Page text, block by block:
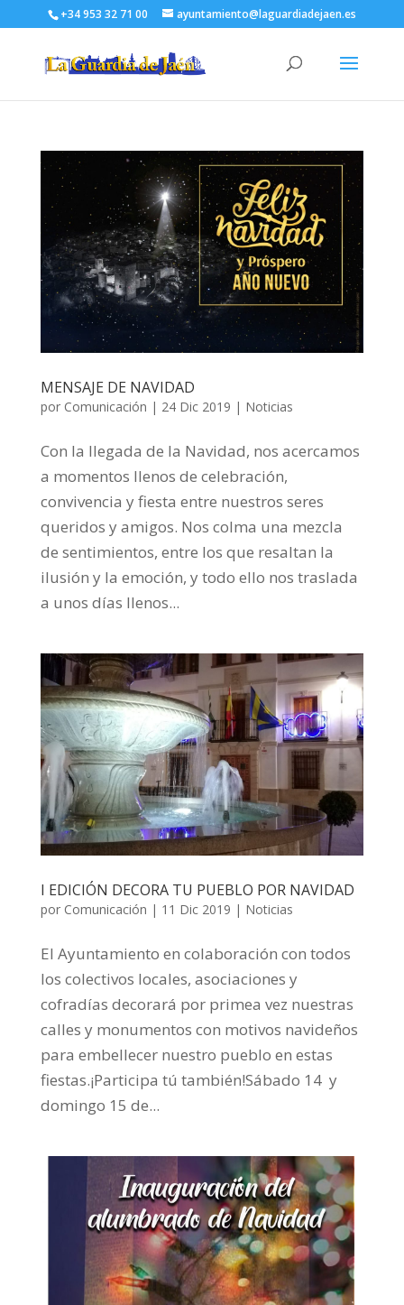
+34 953 32 71 00 ayuntamiento@laguardiadejaen.es
MENSAJE DE NAVIDAD
por Comunicación | 24 Dic 2019 | Noticias
Con la llegada de la Navidad, nos acercamos
a momentos llenos de celebración,
convivencia y fiesta entre nuestros seres
queridos y amigos. Nos colma una mezcla
de sentimientos, entre los que resaltan la
ilusión y la emoción, y todo ello nos traslada
a unos días llenos...
I EDICIÓN DECORA TU PUEBLO POR NAVIDAD
por Comunicación | 11 Dic 2019 | Noticias
El Ayuntamiento en colaboración con todos
los colectivos locales, asociaciones y
cofradías decorará por primea vez nuestras
calles y monumentos con motivos navideños
para embellecer nuestro pueblo en estas
fiestas.¡Participa tú también!Sábado 14 y
domingo 15 de...